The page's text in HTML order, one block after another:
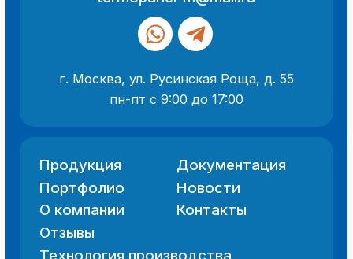
и информация носят информационный
характер и не являются публичной
офертой (ст. 437 ГК РФ).